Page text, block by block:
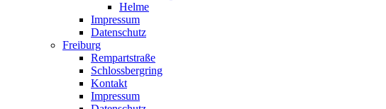
Helme
Impressum
Datenschutz
Freiburg
Rempartstraße
Schlossbergring
Kontakt
Impressum